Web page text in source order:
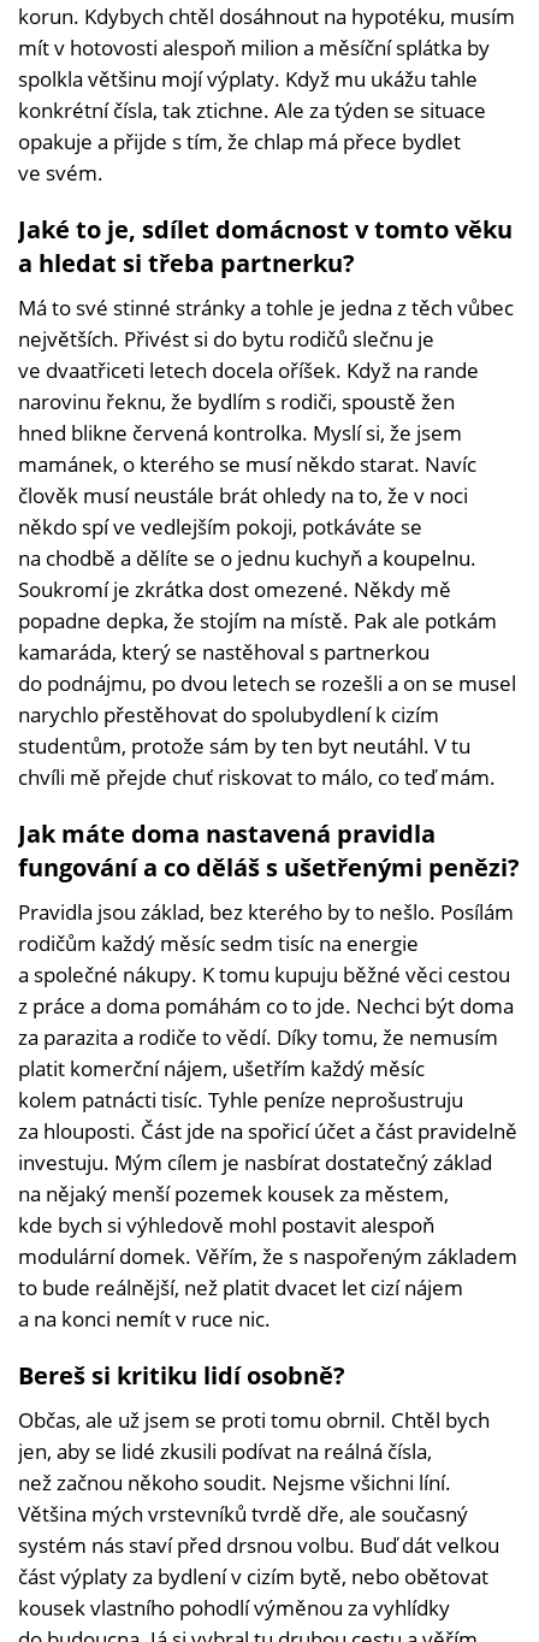
korun. Kdybych chtěl dosáhnout na hypotéku, musím
mít v hotovosti alespoň milion a měsíční splátka by
spolkla většinu mojí výplaty. Když mu ukážu tahle
konkrétní čísla, tak ztichne. Ale za týden se situace
opakuje a přijde s tím, že chlap má přece bydlet
ve svém.
Jaké to je, sdílet domácnost v tomto věku
a hledat si třeba partnerku?
Má to své stinné stránky a tohle je jedna z těch vůbec
největších. Přivést si do bytu rodičů slečnu je
ve dvaatřiceti letech docela oříšek. Když na rande
narovinu řeknu, že bydlím s rodiči, spoustě žen
hned blikne červená kontrolka. Myslí si, že jsem
mamánek, o kterého se musí někdo starat. Navíc
člověk musí neustále brát ohledy na to, že v noci
někdo spí ve vedlejším pokoji, potkáváte se
na chodbě a dělíte se o jednu kuchyň a koupelnu.
Soukromí je zkrátka dost omezené. Někdy mě
popadne depka, že stojím na místě. Pak ale potkám
kamaráda, který se nastěhoval s partnerkou
do podnájmu, po dvou letech se rozešli a on se musel
narychlo přestěhovat do spolubydlení k cizím
studentům, protože sám by ten byt neutáhl. V tu
chvíli mě přejde chuť riskovat to málo, co teď mám.
Jak máte doma nastavená pravidla
fungování a co děláš s ušetřenými penězi?
Pravidla jsou základ, bez kterého by to nešlo. Posílám
rodičům každý měsíc sedm tisíc na energie
a společné nákupy. K tomu kupuju běžné věci cestou
z práce a doma pomáhám co to jde. Nechci být doma
za parazita a rodiče to vědí. Díky tomu, že nemusím
platit komerční nájem, ušetřím každý měsíc
kolem patnácti tisíc. Tyhle peníze neprošustruju
za hlouposti. Část jde na spořicí účet a část pravidelně
investuju. Mým cílem je nasbírat dostatečný základ
na nějaký menší pozemek kousek za městem,
kde bych si výhledově mohl postavit alespoň
modulární domek. Věřím, že s naspořeným základem
to bude reálnější, než platit dvacet let cizí nájem
a na konci nemít v ruce nic.
Bereš si kritiku lidí osobně?
Občas, ale už jsem se proti tomu obrnil. Chtěl bych
jen, aby se lidé zkusili podívat na reálná čísla,
než začnou někoho soudit. Nejsme všichni líní.
Většina mých vrstevníků tvrdě dře, ale současný
systém nás staví před drsnou volbu. Buď dát velkou
část výplaty za bydlení v cizím bytě, nebo obětovat
kousek vlastního pohodlí výměnou za vyhlídky